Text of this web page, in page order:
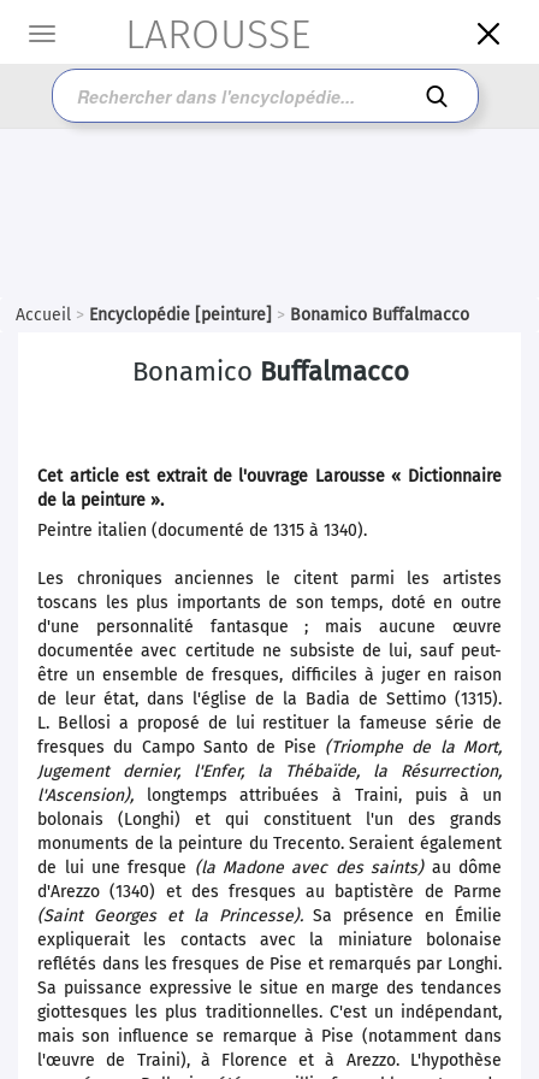
Toggle
LAROUSSE 

Accueil > Encyclopédie [peinture] > Bonamico Buffalmacco
Bonamico Buffalmacco
Cet article est extrait de l'ouvrage Larousse « Dictionnaire
de la peinture ».
Peintre italien (documenté de 1315 à 1340).
Les chroniques anciennes le citent parmi les artistes
toscans les plus importants de son temps, doté en outre
d'une personnalité fantasque ; mais aucune œuvre
documentée avec certitude ne subsiste de lui, sauf peut-
être un ensemble de fresques, difficiles à juger en raison
de leur état, dans l'église de la Badia de Settimo (1315).
L. Bellosi a proposé de lui restituer la fameuse série de
fresques du Campo Santo de Pise (Triomphe de la Mort,
Jugement dernier, l'Enfer, la Thébaïde, la Résurrection,
l'Ascension), longtemps attribuées à Traini, puis à un
bolonais (Longhi) et qui constituent l'un des grands
monuments de la peinture du Trecento. Seraient également
de lui une fresque (la Madone avec des saints)au dôme
d'Arezzo (1340) et des fresques au baptistère de Parme
(Saint Georges et la Princesse).Sa présence en Émilie
expliquerait les contacts avec la miniature bolonaise
reflétés dans les fresques de Pise et remarqués par Longhi.
Sa puissance expressive le situe en marge des tendances
giottesques les plus traditionnelles. C'est un indépendant,
mais son influence se remarque à Pise (notamment dans
l'œuvre de Traini), à Florence et à Arezzo. L'hypothèse